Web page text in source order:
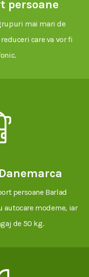
persoane
mai mari de
care va vor fi
persoane Barlad
autocare moderne, iar
de 50 kg.